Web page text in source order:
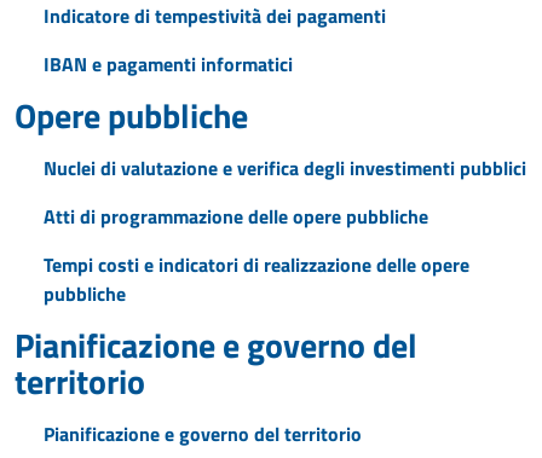
Indicatore di tempestività dei pagamenti
IBAN e pagamenti informatici
Opere pubbliche
Nuclei di valutazione e verifica degli investimenti pubblici
Atti di programmazione delle opere pubbliche
Tempi costi e indicatori di realizzazione delle opere
pubbliche
Pianificazione e governo del
territorio
Pianificazione e governo del territorio